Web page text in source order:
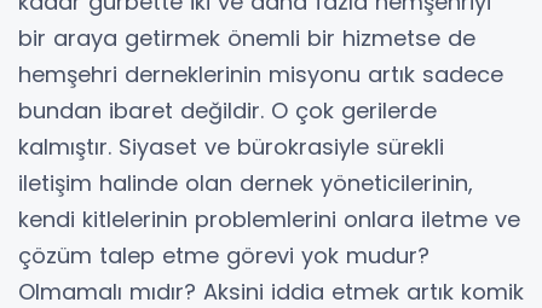
bir araya getirmek önemli bir hizmetse de
hemşehri derneklerinin misyonu artık sadece
bundan ibaret değildir. O çok gerilerde
kalmıştır. Siyaset ve bürokrasiyle sürekli
iletişim halinde olan dernek yöneticilerinin,
kendi kitlelerinin problemlerini onlara iletme ve
çözüm talep etme görevi yok mudur?
Olmamalı mıdır? Aksini iddia etmek artık komik